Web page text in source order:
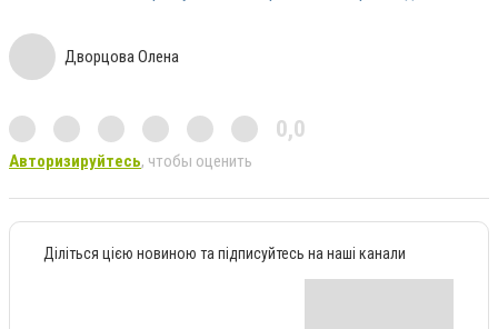
Дворцова Олена
0,0
Авторизируйтесь, чтобы оценить
Діліться цією новиною та підписуйтесь на наші канали